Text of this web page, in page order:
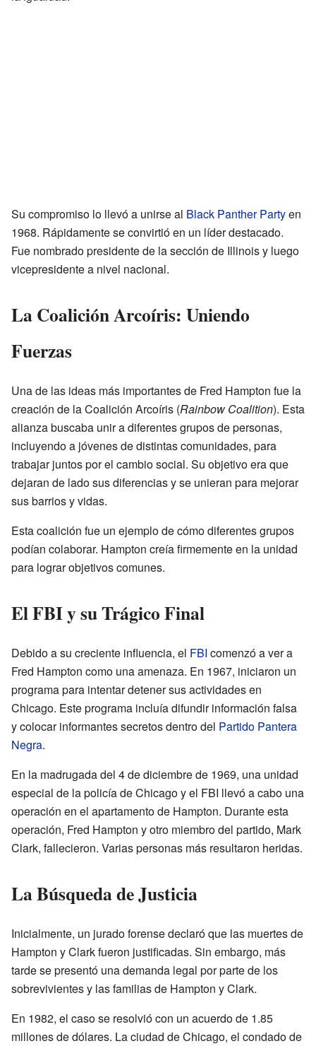
Su compromiso lo llevó a unirse al Black Panther Partyen
1968. Rápidamente se convirtió en un líder destacado.
Fue nombrado presidente de la sección de Illinois y luego
vicepresidente a nivel nacional.
La Coalición Arcoíris: Uniendo
Fuerzas
Una de las ideas más importantes de Fred Hampton fue la
creación de la Coalición Arcoíris (Rainbow Coalition). Esta
alianza buscaba unir a diferentes grupos de personas,
incluyendo a jóvenes de distintas comunidades, para
trabajar juntos por el cambio social. Su objetivo era que
dejaran de lado sus diferencias y se unieran para mejorar
sus barrios y vidas.
Esta coalición fue un ejemplo de cómo diferentes grupos
podían colaborar. Hampton creía firmemente en la unidad
para lograr objetivos comunes.
El FBI y su Trágico Final
Debido a su creciente influencia, el FBI comenzó a ver a
Fred Hampton como una amenaza. En 1967, iniciaron un
programa para intentar detener sus actividades en
Chicago. Este programa incluía difundir información falsa
y colocar informantes secretos dentro del Partido Pantera
Negra.
En la madrugada del 4 de diciembre de 1969, una unidad
especial de la policía de Chicago y el FBI llevó a cabo una
operación en el apartamento de Hampton. Durante esta
operación, Fred Hampton y otro miembro del partido, Mark
Clark, fallecieron. Varias personas más resultaron heridas.
La Búsqueda de Justicia
Inicialmente, un jurado forense declaró que las muertes de
Hampton y Clark fueron justificadas. Sin embargo, más
tarde se presentó una demanda legal por parte de los
sobrevivientes y las familias de Hampton y Clark.
En 1982, el caso se resolvió con un acuerdo de 1.85
millones de dólares. La ciudad de Chicago, el condado de